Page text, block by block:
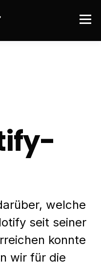
welche
seit seiner
konnte
wir für die